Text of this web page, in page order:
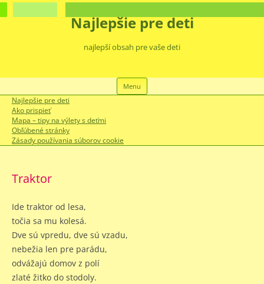
Najlepšie pre deti
najlepší obsah pre vaše deti
Menu Preskočiť
obsah
Najlepšie pre deti
Ako prispieť
Mapa – tipy na výlety s deťmi
Obľúbené stránky
Zásady používania súborov cookie
Traktor
Ide traktor od lesa,
točia sa mu kolesá.
Dve sú vpredu, dve sú vzadu,
nebežia len pre parádu,
odvážajú domov z polí
zlaté žitko do stodoly.